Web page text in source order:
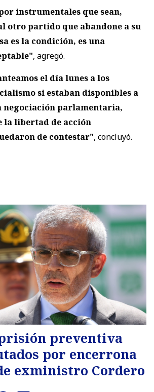
instrumentales que sean,
otro partido que abandone a su
es la condición, es una
, agregó.
el día lunes a los
si estaban disponibles a
parlamentaria,
la libertad de acción
de contestar", concluyó.
preventiva
por encerrona
exministro Cordero